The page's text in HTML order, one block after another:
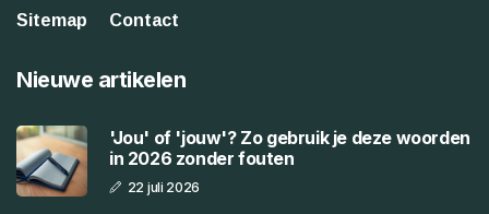
Sitemap
Contact
Nieuwe artikelen
'Jou' of 'jouw'? Zo gebruik je deze woorden
in 2026 zonder fouten
22 juli 2026